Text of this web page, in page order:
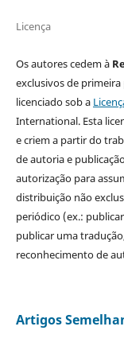
Licença
Os autores cedem à
exclusivos de
licenciado sob a
International. Esta
e criem a partir do
de autoria e
autorização para
distribuição não
periódico (ex.:
publicar uma
reconhecimento de
Artigos